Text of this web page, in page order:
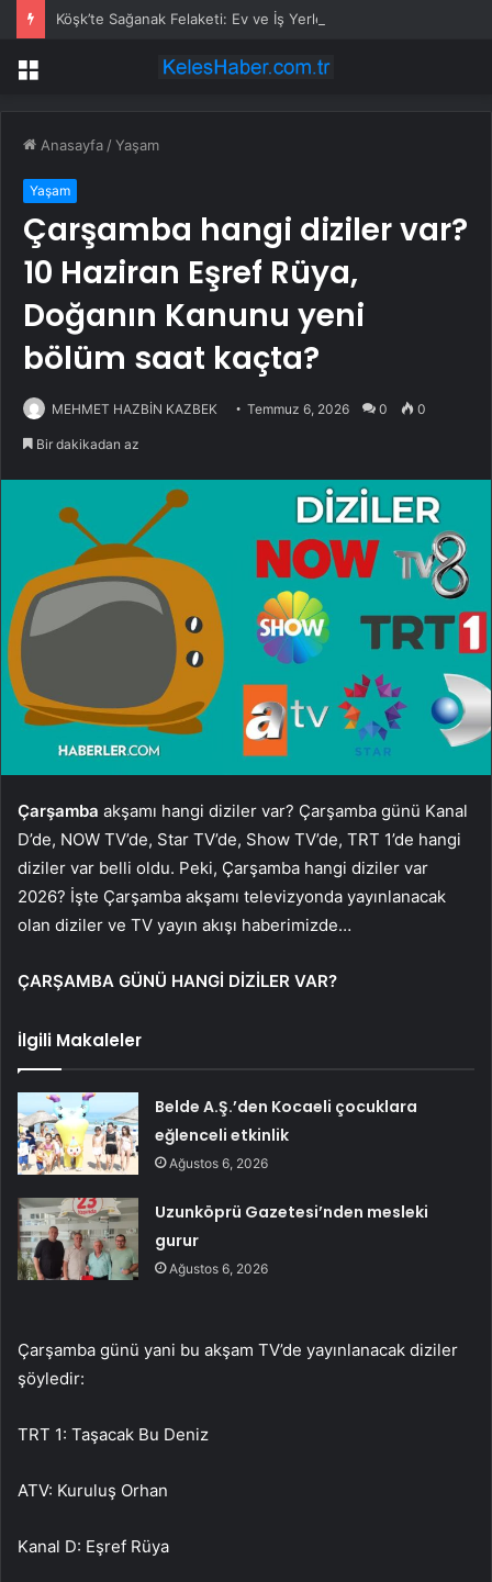
Köşk’te Sağanak Felaketi: Ev ve İş Yerlerini Su Bastı
Menü
Anasayfa /Yaşam
Yaşam
Çarşamba hangi diziler var?
10 Haziran Eşref Rüya,
Doğanın Kanunu yeni
bölüm saat kaçta?
MEHMET HAZBİN KAZBEK Temmuz 6, 2026 0 0
Bir dakikadan az
Çarşamba akşamı hangi diziler var? Çarşamba günü Kanal
D’de, NOW TV’de, Star TV’de, Show TV’de, TRT 1’de hangi
diziler var belli oldu. Peki, Çarşamba hangi diziler var
2026? İşte Çarşamba akşamı televizyonda yayınlanacak
olan diziler ve TV yayın akışı haberimizde…
ÇARŞAMBA GÜNÜ HANGİ DİZİLER VAR?
İlgili Makaleler
Belde A.Ş.’den Kocaeli çocuklara
eğlenceli etkinlik
Ağustos 6, 2026
Uzunköprü Gazetesi’nden mesleki
gurur
Ağustos 6, 2026
Çarşamba günü yani bu akşam TV’de yayınlanacak diziler
şöyledir:
TRT 1: Taşacak Bu Deniz
ATV: Kuruluş Orhan
Kanal D: Eşref Rüya